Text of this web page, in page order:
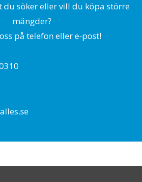
söker eller vill du köpa större
mängder?
på telefon eller e-post!